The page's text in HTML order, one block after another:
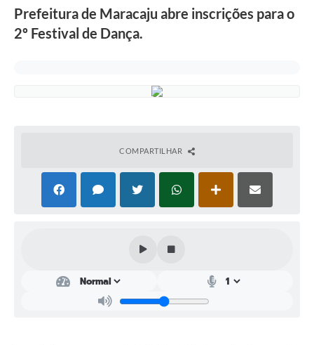
Transparência
Serviços para o cidadão
Serviços para a empresa
Serviços para o Servidor
Decorrência de COVID-19 Comércio - Adesão ao
Plano Municipal de Enfrentamento da Pandemia em
Decorrência de COVID-19 Educação - Adesão ao
Prefeitura de Maracaju abre inscrições para o
2º Festival de Dança.
COMPARTILHAR